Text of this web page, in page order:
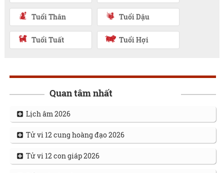
Tuổi Thân Tuổi Dậu
Tuổi Tuất Tuổi Hợi
Quan tâm nhất
Lịch âm 2026
Tử vi 12 cung hoàng đạo 2026
Tử vi 12 con giáp 2026